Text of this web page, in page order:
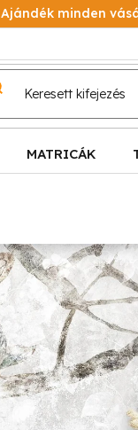
Ajándék minden
MATRICÁK